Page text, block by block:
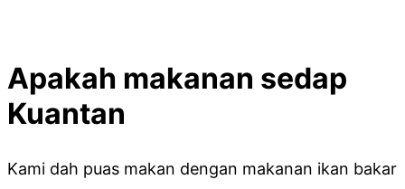
Apakah makanan sedap
Kuantan
Kami dah puas makan dengan makanan ikan bakar